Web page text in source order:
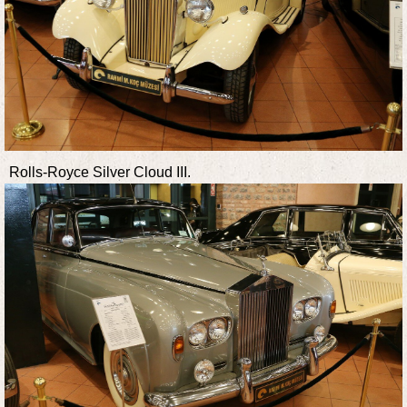
Rolls-Royce Silver Cloud III.